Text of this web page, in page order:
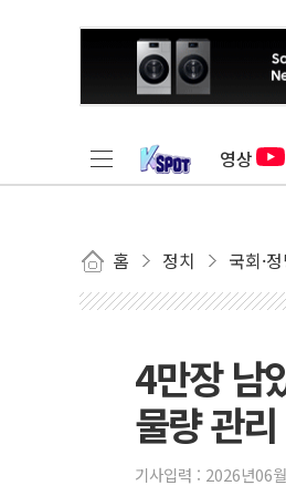
영상
홈 정치 국회·
4만장 남
물량 관
기사입력 : 2026년06